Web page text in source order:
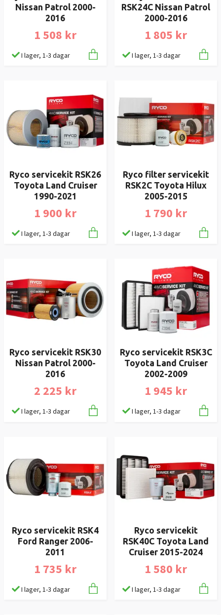
Nissan Patrol 2000-
2016
1 508 kr
I lager, 1-3 dagar
RSK24C Nissan Patrol
2000-2016
1 805 kr
I lager, 1-3 dagar
Ryco servicekit RSK26
Toyota Land Cruiser
1990-2021
1 900 kr
I lager, 1-3 dagar
Ryco filter servicekit
RSK2C Toyota Hilux
2005-2015
1 790 kr
I lager, 1-3 dagar
Ryco servicekit RSK30
Nissan Patrol 2000-
2016
2 225 kr
I lager, 1-3 dagar
Ryco servicekit RSK3C
Toyota Land Cruiser
2002-2009
1 945 kr
I lager, 1-3 dagar
Ryco servicekit RSK4
Ford Ranger 2006-
2011
1 735 kr
I lager, 1-3 dagar
Ryco servicekit
RSK40C Toyota Land
Cruiser 2015-2024
1 580 kr
I lager, 1-3 dagar